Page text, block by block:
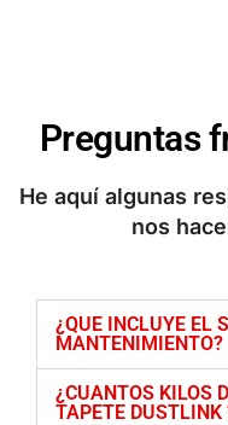
Preguntas
He aquí algunas
nos
¿QUE INCLUYE EL
MANTENIMIENTO?
¿CUANTOS KILOS
TAPETE DUSTLINK